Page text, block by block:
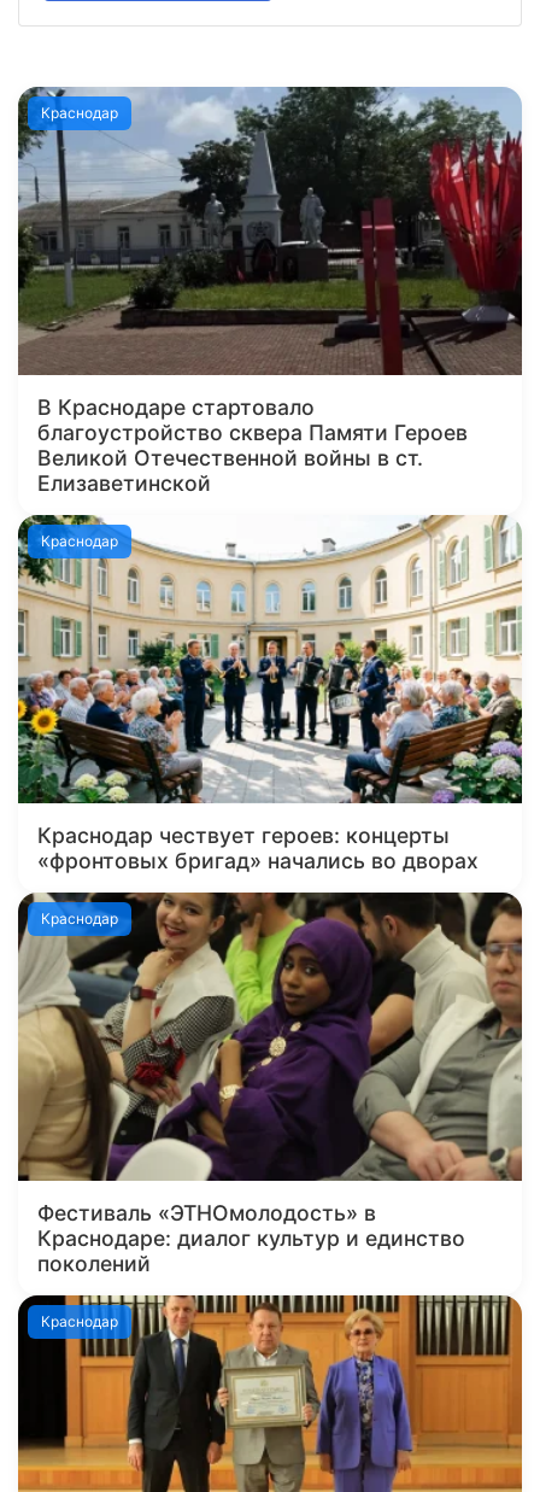
Краснодар
В Краснодаре стартовало
благоустройство сквера Памяти Героев
Великой Отечественной войны в ст.
Елизаветинской
Краснодар
Краснодар чествует героев: концерты
«фронтовых бригад» начались во дворах
Краснодар
Фестиваль «ЭТНОмолодость» в
Краснодаре: диалог культур и единство
поколений
Краснодар